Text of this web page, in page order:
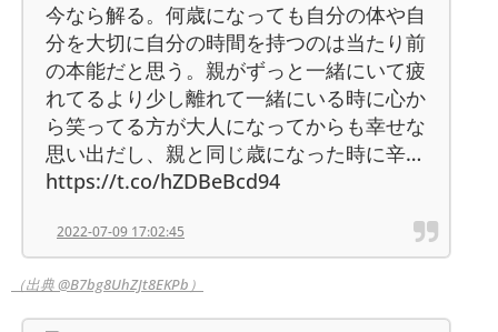
今なら解る。何歳になっても自分の体や自
分を大切に自分の時間を持つのは当たり前
の本能だと思う。親がずっと一緒にいて疲
れてるより少し離れて一緒にいる時に心か
ら笑ってる方が大人になってからも幸せな
思い出だし、親と同じ歳になった時に辛…
https://t.co/hZDBeBcd94
2022-07-09 17:02:45
（出典 @B7bg8UhZJt8EKPb）